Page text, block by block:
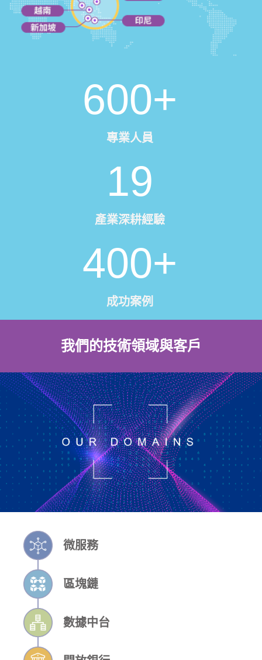
600+
專業人員
19
產業深耕經驗
400+
成功案例
我們的技術領域與客戶
微服務
區塊鏈
數據中台